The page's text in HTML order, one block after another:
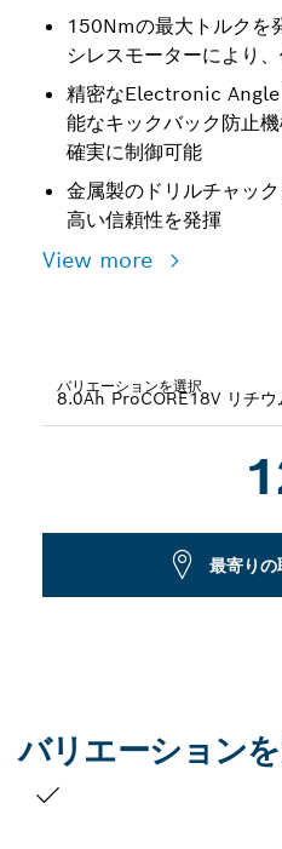
150Nmの最大トルクを
シレスモーターにより
精密なElectronic
能なキックバック防止
確実に制御可能
金属製のドリルチャッ
高い信頼性を発揮
View more
バリエーションを選択
最寄りの
バリエーション